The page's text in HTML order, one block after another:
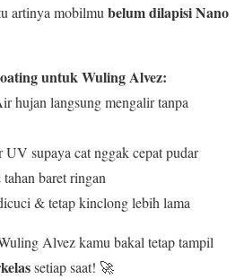
artinya mobilmu belum dilapisi Nano
untuk Wuling Alvez:
hujan langsung mengalir tanpa
supaya cat nggak cepat pudar
baret ringan
& tetap kinclong lebih lama
Alvez kamu bakal tetap tampil
setiap saat! 🚀